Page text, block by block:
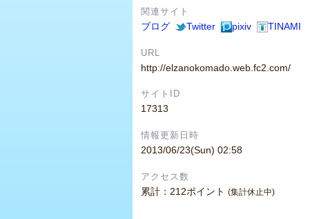
関連サイト
ブログ Twitter pixiv TINAMI
URL
http://elzanokomado.web.fc2.com/
サイトID
17313
情報更新日時
2013/06/23(Sun) 02:58
アクセス数
累計：212ポイント (集計休止中)